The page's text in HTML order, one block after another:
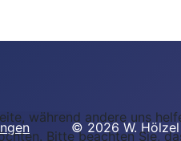
© 2026 W.
während andere uns
Bitte beachten Sie,